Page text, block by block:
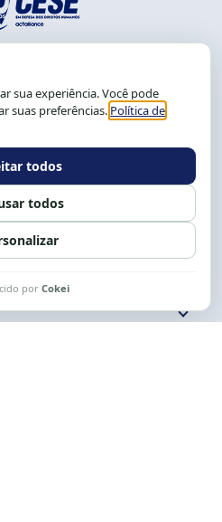
150. Graça
40.150-055
BA, Brasil.
(71) 9 9239-2104 ou 2105
às 12h e 13 às 17h.
Fale conosco